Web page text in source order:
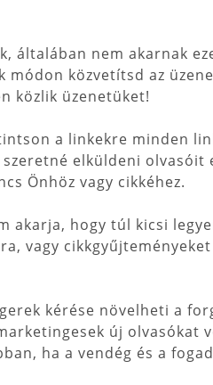
általában nem akarnak
módon közvetítsd az
közlik üzenetüket!
a linkekre minden
elküldeni olvasóit
Önhöz vagy cikkéhez.
akarja, hogy túl kicsi
vagy
kérése növelheti a
új olvasókat
ha a vendég és a